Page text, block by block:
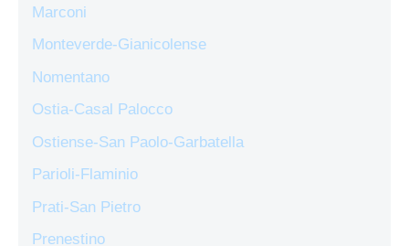
Marconi
Monteverde-Gianicolense
Nomentano
Ostia-Casal Palocco
Ostiense-San Paolo-Garbatella
Parioli-Flaminio
Prati-San Pietro
Prenestino